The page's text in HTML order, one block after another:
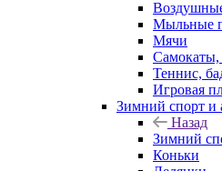
Мыльные
Мячи
Самокаты,
Теннис,
Игровая
Зимний спорт и
Назад
Зимний
Коньки